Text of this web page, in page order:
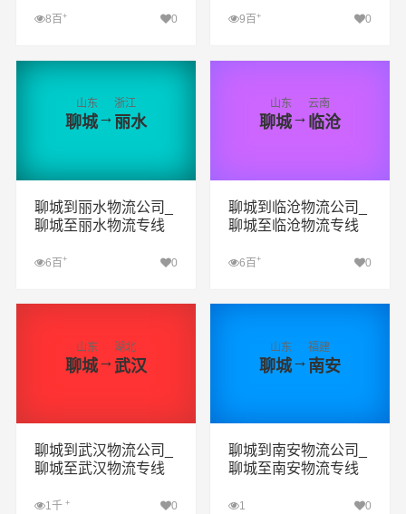
8百 + 0
查看详细
9百+ 0
查看详细
山东
聊城→
浙江
丽水
聊城到丽水物流公司_
聊城至丽水物流专线
6百 + 0
查看详细
山东
聊城→
云南
临沧
聊城到临沧物流公司_
聊城至临沧物流专线
6百+ 0
查看详细
山东
聊城→
湖北
武汉
聊城到武汉物流公司_
聊城至武汉物流专线
1千 + 0
山东
聊城→
福建
南安
聊城到南安物流公司_
聊城至南安物流专线
1 0